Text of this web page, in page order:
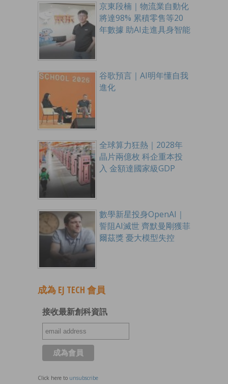
京東段楠｜物流業自動化
將達98% 累積零售等20
年數據 助AI走進具身智能
谷歌預言｜AI明年懂自我
進化
全球算力狂熱｜2028年
晶片兩億枚 科企重本投
入 金額達國家級GDP
數學新星投身OpenAI｜
誓阻AI滅世 齊默曼剛獲菲
爾茲獎 憂大模型失控
成為 EJ TECH 會員
接收最新創科資訊
Click here to unsubscribe